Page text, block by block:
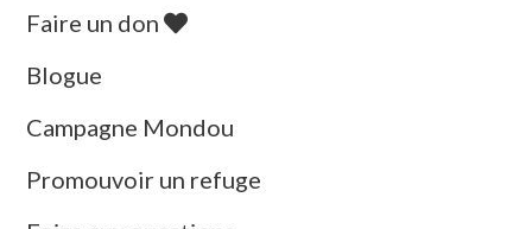
Faire un don
Blogue
Campagne Mondou
Promouvoir un refuge